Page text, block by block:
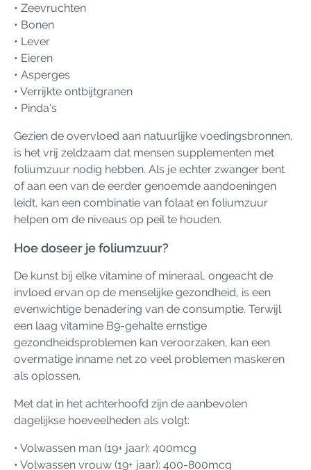
• Zeevruchten
• Bonen
• Lever
• Eieren
• Asperges
• Verrijkte ontbijtgranen
• Pinda's
Gezien de overvloed aan natuurlijke voedingsbronnen,
is het vrij zeldzaam dat mensen supplementen met
foliumzuur nodig hebben. Als je echter zwanger bent
of aan een van de eerder genoemde aandoeningen
leidt, kan een combinatie van folaat en foliumzuur
helpen om de niveaus op peil te houden.
Hoe doseer je foliumzuur?
De kunst bij elke vitamine of mineraal, ongeacht de
invloed ervan op de menselijke gezondheid, is een
evenwichtige benadering van de consumptie. Terwijl
een laag vitamine B9-gehalte ernstige
gezondheidsproblemen kan veroorzaken, kan een
overmatige inname net zo veel problemen maskeren
als oplossen.
Met dat in het achterhoofd zijn de aanbevolen
dagelijkse hoeveelheden als volgt:
• Volwassen man (19+ jaar): 400mcg
• Volwassen vrouw (19+ jaar): 400-800mcg